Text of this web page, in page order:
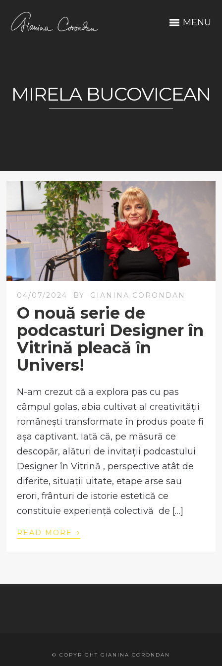
MENU
MIRELA BUCOVICEAN
04/07/2024 BY GIANINA CORONDAN
O nouă serie de
podcasturi Designer în
Vitrină pleacă în
Univers!
N-am crezut că a explora pas cu pas
câmpul golaș, abia cultivat al creativității
românești transformate în produs poate fi
așa captivant. Iată că, pe măsură ce
descopăr, alături de invitații podcastului
Designer în Vitrină , perspective atât de
diferite, situații uitate, etape arse sau
erori, frânturi de istorie estetică ce
constituie experiență colectivă de […]
READ MORE ›
© COPYRIGHT GIANINA CORONDAN